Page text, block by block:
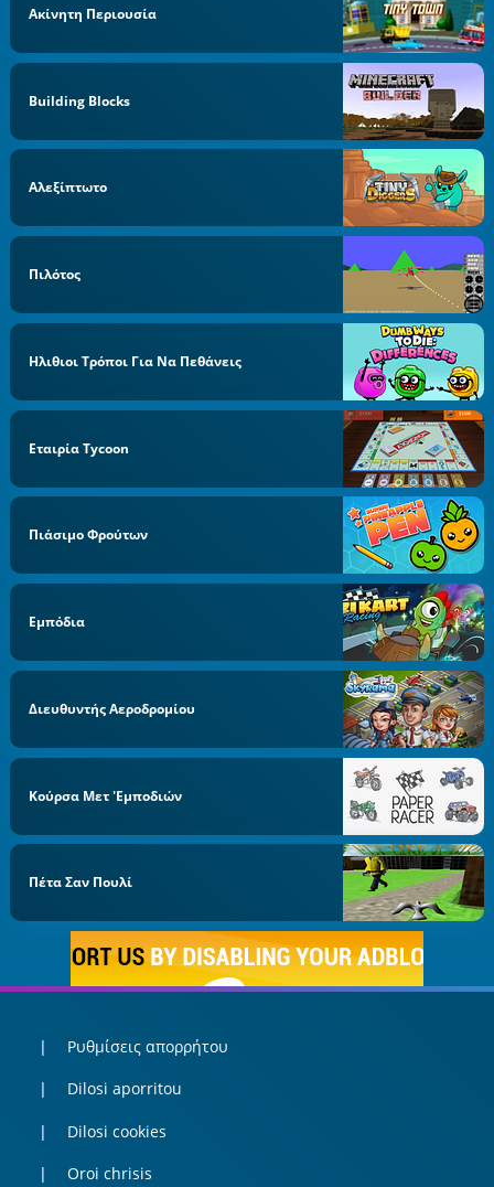
Ακίνητη Περιουσία
Building Blocks
Αλεξίπτωτο
Πιλότος
Ηλιθιοι Τρόποι Για Να Πεθάνεις
Εταιρία Tycoon
Πιάσιμο Φρούτων
Εμπόδια
Διευθυντής Αεροδρομίου
Κούρσα Μετ 'εμποδιών
Πέτα Σαν Πουλί
Ρυθμίσεις απορρήτου
Dilosi aporritou
Dilosi cookies
Oroi chrisis